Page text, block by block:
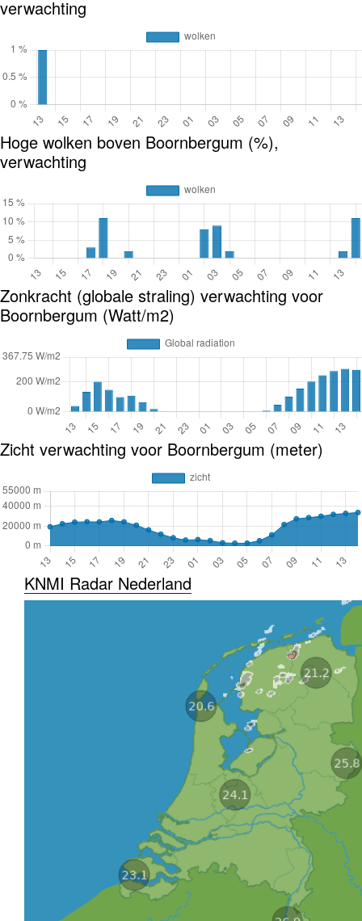
verwachting
Hoge wolken boven Boornbergum (%),
verwachting
Zonkracht (globale straling) verwachting voor
Boornbergum (Watt/m2)
Zicht verwachting voor Boornbergum (meter)
KNMI Radar Nederland